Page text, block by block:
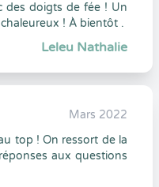
des doigts de fée ! Un
! À bientôt .
Leleu Nathalie
Mars 2022
top ! On ressort de la
aux questions